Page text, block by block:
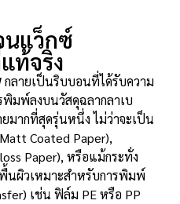
นแว็กซ์
ท้จริง
ลายเป็นริบบอนที่ได้รับความ
พิมพ์ลงบนวัสดุฉลากลาเบ
มากที่สุดรุ่นหนึ่ง ไม่ว่าจะเป็น
Coated Paper),
Paper), หรือแม้กระทั่ง
ผิวเหมาะสำหรับการพิมพ์
เช่น ฟิล์ม PE หรือ PP